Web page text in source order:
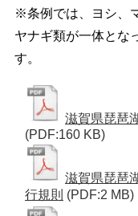
※条例では、ヨシ、
ヤナギ類が一体とな
す。
滋賀県琵琶
(PDF:160 KB)
滋賀県琵琶
行規則 (PDF:2 MB)